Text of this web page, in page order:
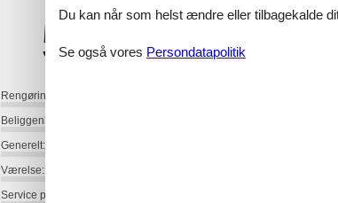
5,0
Rengøring:
Beliggenhed:
Generelt:
Værelse:
Service på stedet:
Du kan når som helst ændre eller tilbagekalde
Se også vores Persondatapolitik